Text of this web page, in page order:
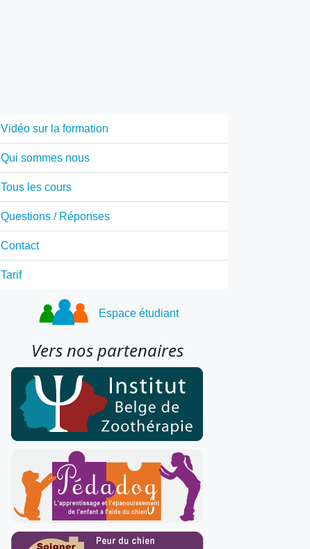
Vidéo sur la formation
Qui sommes nous
Tous les cours
Questions / Réponses
Contact
Tarif
Espace étudiant
Vers nos partenaires